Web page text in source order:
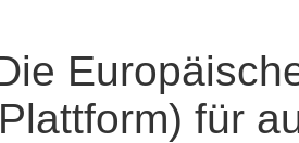
Plattform) für